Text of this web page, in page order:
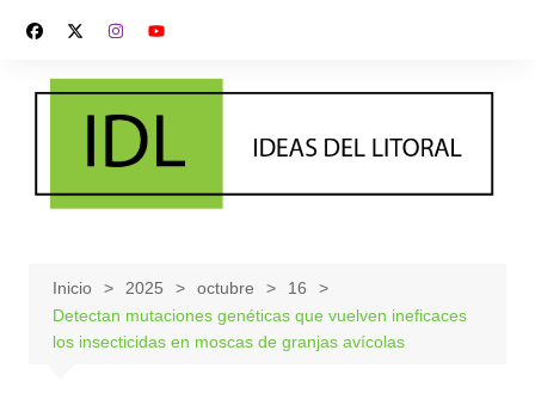
contenido
Inicio 2025 octubre
16
Detectan mutaciones genéticas que vuelven ineficaces
los insecticidas en moscas de granjas avícolas